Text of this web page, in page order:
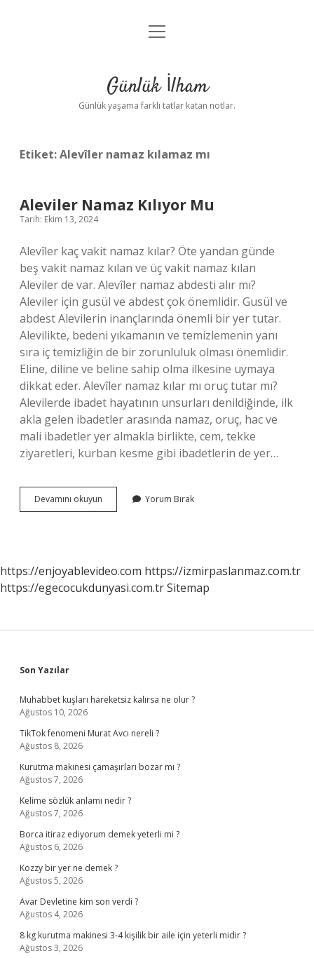
Anasayfa
Yasal Uyarı
menüyü
Günlük İlham
Günlük yaşama farklı tatlar katan notlar.
Etiket:Alevîler namaz kılamaz mı
Aleviler Namaz Kılıyor Mu
Tarih: Ekim 13, 2024
Alevîler kaç vakit namaz kılar? Öte yandan günde
beş vakit namaz kılan ve üç vakit namaz kılan
Aleviler de var. Alevîler namaz abdesti alır mı?
Aleviler için gusül ve abdest çok önemlidir. Gusül ve
abdest Alevilerin inançlarında önemli bir yer tutar.
Alevilikte, bedeni yıkamanın ve temizlemenin yanı
sıra iç temizliğin de bir zorunluluk olması önemlidir.
Eline, diline ve beline sahip olma ilkesine uymaya
dikkat eder. Alevîler namaz kılar mı oruç tutar mı?
Alevilerde ibadet hayatının unsurları denildiğinde, ilk
akla gelen ibadetler arasında namaz, oruç, hac ve
mali ibadetler yer almakla birlikte, cem, tekke
ziyaretleri, kurban kesme gibi ibadetlerin de yer…
Devamını okuyun
Namaz
Yorum Bırak
https://enjoyablevideo.com https://izmirpaslanmaz.com.tr
https://egecocukdunyasi.com.trSitemap
Sidebar
Son Yazılar
Muhabbet kuşları hareketsiz kalırsa ne olur ?
Ağustos 10, 2026
TikTok fenomeni Murat Avcı nereli ?
Ağustos 8, 2026
Kurutma makinesi çamaşırları bozar mı ?
Ağustos 7, 2026
Kelime sözlük anlamı nedir ?
Ağustos 7, 2026
Borca itiraz ediyorum demek yeterli mi ?
Ağustos 6, 2026
Kozzy bir yer ne demek ?
Ağustos 5, 2026
Avar Devletine kim son verdi ?
Ağustos 4, 2026
8 kg kurutma makinesi 3-4 kişilik bir aile için yeterli midir ?
Ağustos 3, 2026